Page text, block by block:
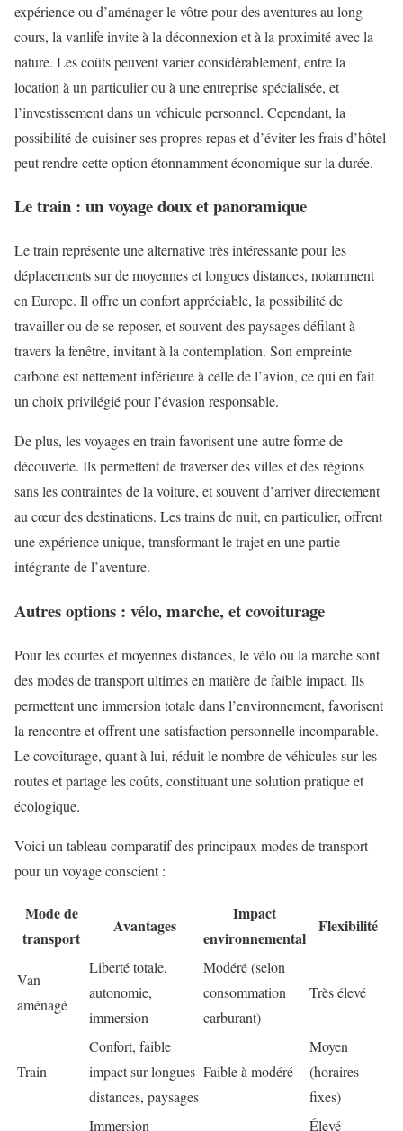
expérience ou d’aménager le vôtre pour des aventures au long
cours, la vanlife invite à la déconnexion et à la proximité avec la
nature. Les coûts peuvent varier considérablement, entre la
location à un particulier ou à une entreprise spécialisée, et
l’investissement dans un véhicule personnel. Cependant, la
possibilité de cuisiner ses propres repas et d’éviter les frais d’hôtel
peut rendre cette option étonnamment économique sur la durée.
Le train : un voyage doux et panoramique
Le train représente une alternative très intéressante pour les
déplacements sur de moyennes et longues distances, notamment
en Europe. Il offre un confort appréciable, la possibilité de
travailler ou de se reposer, et souvent des paysages défilant à
travers la fenêtre, invitant à la contemplation. Son empreinte
carbone est nettement inférieure à celle de l’avion, ce qui en fait
un choix privilégié pour l’évasion responsable.
De plus, les voyages en train favorisent une autre forme de
découverte. Ils permettent de traverser des villes et des régions
sans les contraintes de la voiture, et souvent d’arriver directement
au cœur des destinations. Les trains de nuit, en particulier, offrent
une expérience unique, transformant le trajet en une partie
intégrante de l’aventure.
Autres options : vélo, marche, et covoiturage
Pour les courtes et moyennes distances, le vélo ou la marche sont
des modes de transport ultimes en matière de faible impact. Ils
permettent une immersion totale dans l’environnement, favorisent
la rencontre et offrent une satisfaction personnelle incomparable.
Le covoiturage, quant à lui, réduit le nombre de véhicules sur les
routes et partage les coûts, constituant une solution pratique et
écologique.
Voici un tableau comparatif des principaux modes de transport
pour un voyage conscient :
Mode de
transport
Avantages
Impact
environnemental
Flexibilité
Van
aménagé
Liberté totale,
autonomie,
immersion
Modéré (selon
consommation
carburant)
Très élevé
Train
Confort, faible
impact sur longues
distances, paysages
Faible à modéré
Moyen
(horaires
fixes)
Immersion Élevé